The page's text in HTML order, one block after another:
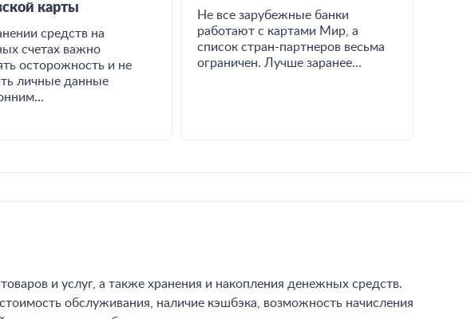
карты
средств на
счетах важно
осторожность и не
личные данные
Не все зарубежные банки
работают с картами Мир, а
список стран-партнеров весьма
ограничен. Лучше заранее...
и услуг, а также хранения и накопления денежных средств.
обслуживания, наличие кэшбэка, возможность начисления